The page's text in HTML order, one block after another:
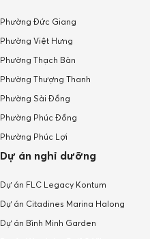
Phường Đức Giang
Phường Việt Hưng
Phường Thạch Bàn
Phường Thượng Thanh
Phường Sài Đồng
Phường Phúc Đồng
Phường Phúc Lợi
Dự án nghỉ dưỡng
Dự án FLC Legacy Kontum
Dự án Citadines Marina Halong
Dự án Bình Minh Garden